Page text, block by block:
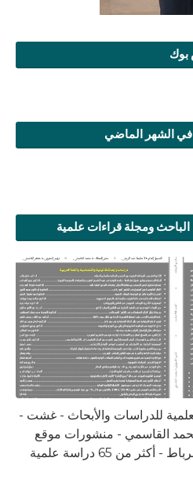
بوك
في الشهر الماضي
الباحث ومجلة قراءات علمية
العلمية للدراسات والأبحاث - غشت -
ذ محمد القاسمي - منشورات موقع
من 65 دراسة علمية